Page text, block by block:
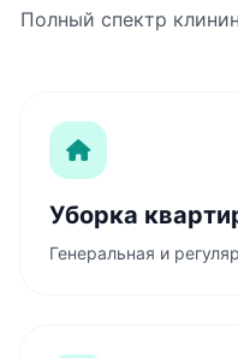
Полный спектр
Уборка
Генеральная и